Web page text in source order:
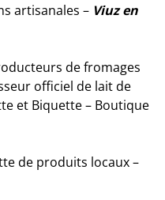
artisanales – Viuz en
de fromages
officiel de lait de
et Biquette – Boutique
de produits locaux –